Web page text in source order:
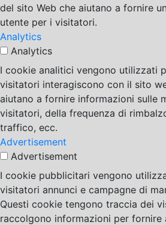
del sito Web che aiutano a fornire
utente per i visitatori.
Analytics
Analytics
I cookie analitici vengono utilizzati
visitatori interagiscono con il sito
aiutano a fornire informazioni sulle
visitatori, della frequenza di
traffico, ecc.
Advertisement
Advertisement
I cookie pubblicitari vengono
visitatori annunci e campagne di
Questi cookie tengono traccia dei
raccolgono informazioni per fornire